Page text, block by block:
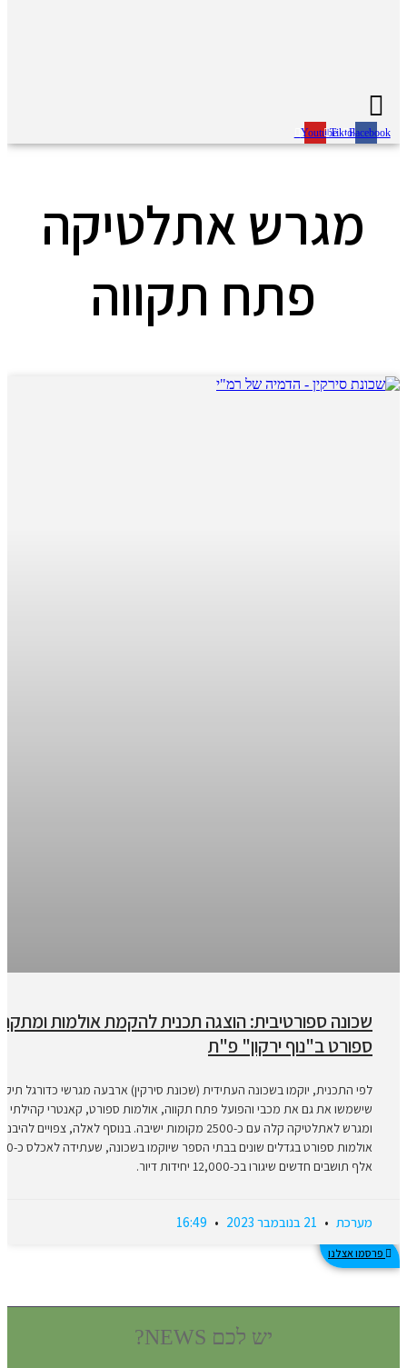
Facebook
Tiktok
Youtube
מגרש אתלטיקה
פתח תקווה
שכונה ספורטיבית: הוצגה תכנית להקמת אולמות ומתקני
ספורט ב"נוף ירקון" פ"ת
לפי התכנית, יוקמו בשכונה העתידית (שכונת סירקין) ארבעה מגרשי כדורגל
שישמשו את גם את מכבי והפועל פתח תקווה, אולמות ספורט, קאנטרי קהילתי
ומגרש לאתלטיקה קלה עם כ-2500 מקומות ישיבה. בנוסף לאלה, צפויים
אולמות ספורט בגדלים שונים בבתי הספר שיוקמו בשכונה, שעתידה לאכלס כ-50
אלף תושבים חדשים שיגורו בכ-12,000 יחידות דיור.
מערכת
פרסמו אצלנו
יש לכם NEWS?